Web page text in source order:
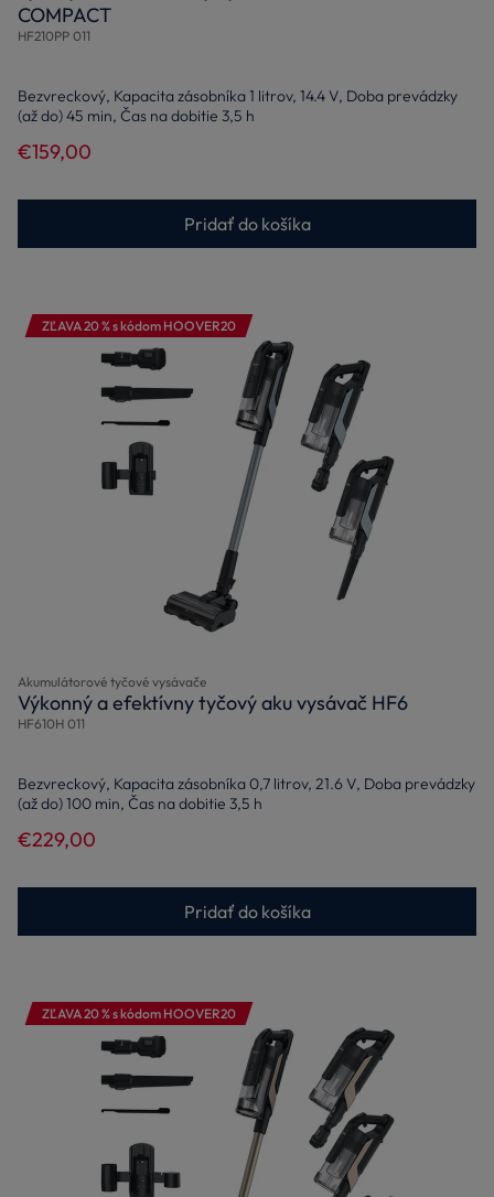
COMPACT
HF210PP 011
Bezvreckový, Kapacita zásobníka 1 litrov, 14.4 V, Doba prevádzky
(až do) 45 min, Čas na dobitie 3,5 h
€159,00
Pridať do košíka
ZĽAVA 20 % s kódom HOOVER20
Akumulátorové tyčové vysávače
Výkonný a efektívny tyčový aku vysávač HF6
HF610H 011
Bezvreckový, Kapacita zásobníka 0,7 litrov, 21.6 V, Doba prevádzky
(až do) 100 min, Čas na dobitie 3,5 h
€229,00
Pridať do košíka
ZĽAVA 20 % s kódom HOOVER20